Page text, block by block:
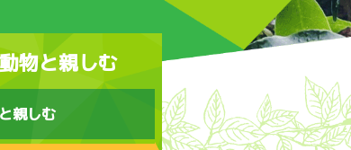
動物と親しむ
親しむ